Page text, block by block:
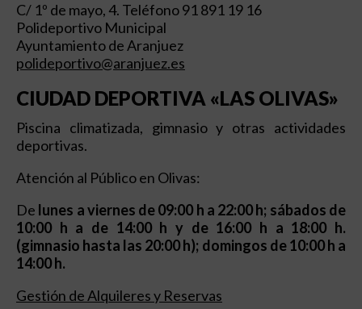
C/ 1º de mayo, 4. Teléfono 91 891 19 16
Polideportivo Municipal
Ayuntamiento de Aranjuez
polideportivo@aranjuez.es
CIUDAD DEPORTIVA «LAS OLIVAS»
Piscina climatizada, gimnasio y otras actividades
deportivas.
Atención al Público en Olivas:
De lunes a viernes de 09:00 h a 22:00 h; sábados de
10:00 h a de 14:00 h y de 16:00 h a 18:00 h.
(gimnasio hasta las 20:00 h); domingos de 10:00 h a
14:00 h.
Gestión de Alquileres y Reservas